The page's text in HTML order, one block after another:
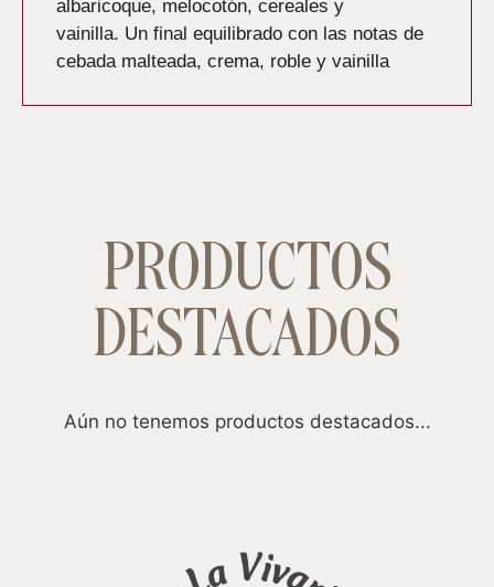
albaricoque, melocotón, cereales y
vainilla. Un final equilibrado con las notas de
cebada malteada, crema, roble y vainilla
PRODUCTOS
DESTACADOS
Aún no tenemos productos destacados...